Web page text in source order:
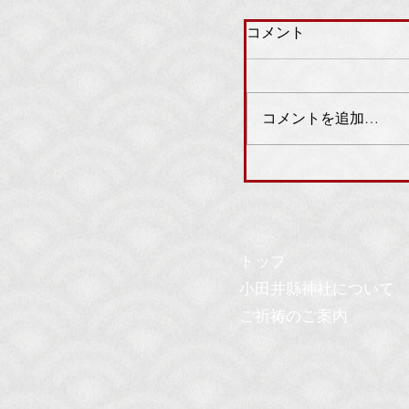
コメント
コメントを追加…
トップ
小田井縣神社について
ご祈祷のご案内